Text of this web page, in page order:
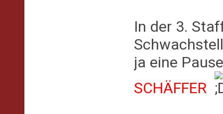
In der 3.
ja eine
SCHÄFFER